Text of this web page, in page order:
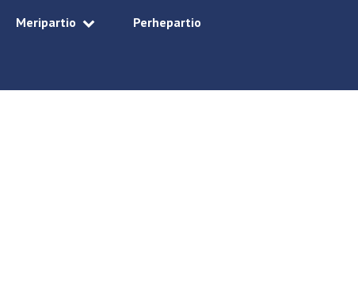
Meripartio Perhepartio